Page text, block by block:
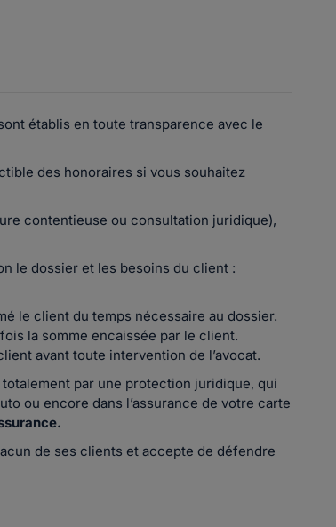
établis en toute transparence avec le
des honoraires si vous souhaitez
contentieuse ou consultation juridique),
le dossier et les besoins du client :
le client du temps nécessaire au dossier.
la somme encaissée par le client.
avant toute intervention de l’avocat.
par une protection juridique, qui
ou encore dans l’assurance de votre carte
de ses clients et accepte de défendre